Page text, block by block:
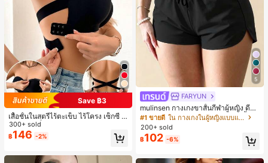
Save ฿3
เสื้อชั้นในสตรีไร้ตะเข็บ ไร้โครง เซ็กซี่ ด้
านข้างไม่ลื่น แผ่นรองถอดได้ ลายไขว้ห
ลัง ไร้สาย สบายตลอดวัน
300+ sold
฿146 -2%
5
FARYUN
mulinsen กางเกงขาสั้นกีฬาผู้หญิง ดีไซ
น์ปลายเปิด เอวยืดหยุ่น กางเกงขาสั้น
ลำลองกีฬาฤดูร้อน ความยาว 3/4
#1 ขายดี
ใน กางเกงในผู้หญิงแบบแอคทีฟ
200+ sold
฿102 -6%